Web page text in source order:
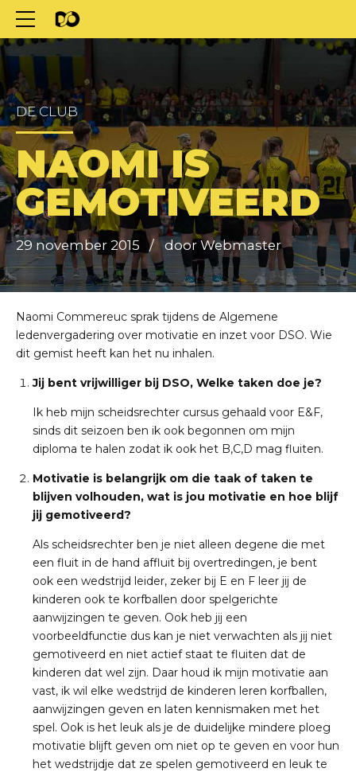
DE CLUB
NAOMI IS
GEMOTIVEERD
29 november 2015 door Webmaster
Naomi Commereuc sprak tijdens de Algemene
ledenvergadering over motivatie en inzet voor DSO. Wie
dit gemist heeft kan het nu inhalen.
Jij bent vrijwilliger bij DSO, Welke taken doe je?
Ik heb mijn scheidsrechter cursus gehaald voor E&F,
sinds dit seizoen ben ik ook begonnen om mijn
diploma te halen zodat ik ook het B,C,D mag fluiten.
Motivatie is belangrijk om die taak of taken te
blijven volhouden, wat is jou motivatie en hoe blijf
jij gemotiveerd?
Als scheidsrechter ben je niet alleen degene die met
een fluit in de hand affluit bij overtredingen, je bent
ook een wedstrijd leider, zeker bij E en F leer jij de
kinderen ook te korfballen door spelgerichte
aanwijzingen te geven. Ook heb jij een
voorbeeldfunctie dus kan je niet verwachten als jij niet
gemotiveerd en niet actief staat te fluiten dat de
kinderen dat wel zijn. Daar houd ik mijn motivatie aan
vast, ik wil elke wedstrijd de kinderen leren korfballen,
aanwijzingen geven en laten kennismaken met het
spel. Ook is het leuk als je de duidelijke mindere ploeg
motivatie blijft geven om niet op te geven en voor hun
het wedstrijdje dat ze spelen gemotiveerd en leuk te